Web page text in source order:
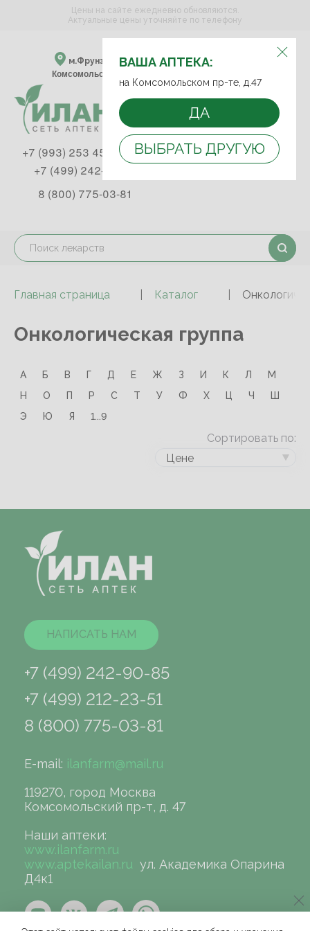
ВЫБЕРИТЕ АПТЕКУ:
м.Фрунзенская м.Спортивная
Комсомольский пр-т, д. 47
ВАША АПТЕКА:
на Комсомольском пр-те, д.47
ДА
ВЫБРАТЬ ДРУГУЮ
Цены на сайте ежедневно обновляются.
Актуальные цены уточняйте по телефону
+7 (993) 253 45 93
+7 (499) 242-90-85
8 (800) 775-03-81
Главная страница Каталог
Онкологическая группа
А Б В Г Д Е Ж З И К Л
М
Н
О П Р С Т У Ф Х Ц Ч
Ш
Э
Ю Я 1...9
Сортировать по:
Цене
НАПИСАТЬ НАМ
+7 (499) 242-90-85
+7 (499) 212-23-51
8 (800) 775-03-81
E-mail: ilanfarm@mail.ru
119270, город Москва
Комсомольский пр-т, д. 47
Наши аптеки:
www.ilanfarm.ru
www.aptekailan.ru ул. Академика Опарина
Д4к1